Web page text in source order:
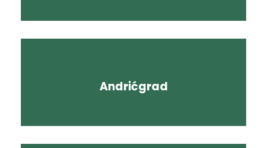
Andrićgrad